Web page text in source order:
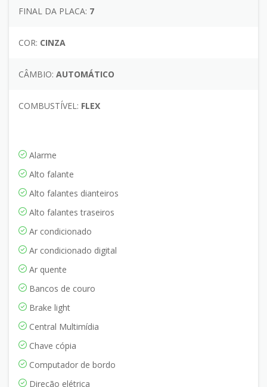
FINAL DA PLACA: 7
COR: CINZA
CÂMBIO: AUTOMÁTICO
COMBUSTÍVEL: FLEX
Alarme
Alto falante
Alto falantes dianteiros
Alto falantes traseiros
Ar condicionado
Ar condicionado digital
Ar quente
Bancos de couro
Brake light
Central Multimídia
Chave cópia
Computador de bordo
Direção elétrica